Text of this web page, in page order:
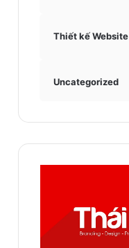
Thiết kế Website
Uncategorized